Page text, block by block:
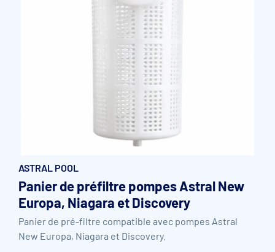
Accessoires et pièces détachées filtration
Pompe de filtration à vitesse variable
Vannes multivoies filtres à sable
Groupe de filtration sur palette
ASTRAL POOL
Panier de préfiltre pompes Astral New
Europa, Niagara et Discovery
Panier de pré-filtre compatible avec pompes Astral
New Europa, Niagara et Discovery.